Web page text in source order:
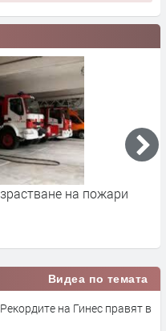
на пожари
Видеа по темата
на Гинес правят в